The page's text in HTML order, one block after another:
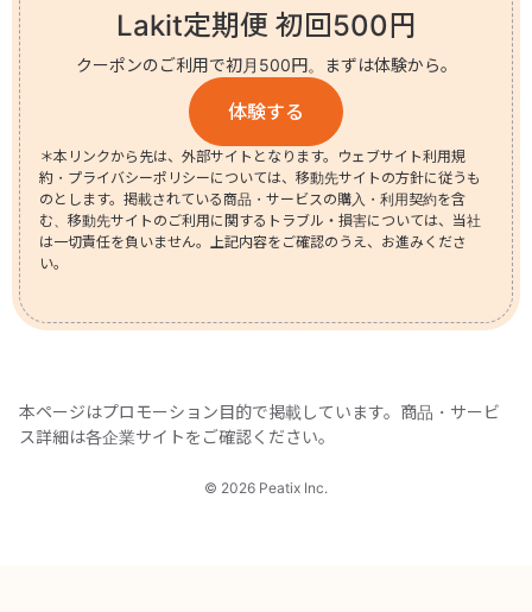
Lakit定期便 初回500円
クーポンのご利用で初月500円。まずは体験から。
体験する
＊本リンクから先は、外部サイトとなります。ウェブサイト利用規
約・プライバシーポリシーについては、移動先サイトの方針に従うも
のとします。掲載されている商品・サービスの購入・利用契約を含
む、移動先サイトのご利用に関するトラブル・損害については、当社
は一切責任を負いません。上記内容をご確認のうえ、お進みくださ
い。
本ページはプロモーション目的で掲載しています。商品・サービ
ス詳細は各企業サイトをご確認ください。
© 2026 Peatix Inc.